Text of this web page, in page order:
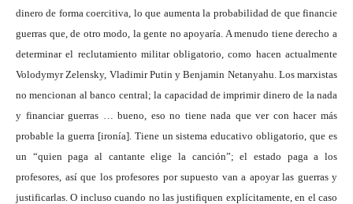
dinero de forma coercitiva, lo que aumenta la probabilidad de que financie
guerras que, de otro modo, la gente no apoyaría. A menudo tiene derecho a
determinar el reclutamiento militar obligatorio, como hacen actualmente
Volodymyr Zelensky, Vladimir Putin y Benjamin Netanyahu. Los marxistas
no mencionan al banco central; la capacidad de imprimir dinero de la nada
y financiar guerras … bueno, eso no tiene nada que ver con hacer más
probable la guerra [ironía]. Tiene un sistema educativo obligatorio, que es
un “quien paga al cantante elige la canción”; el estado paga a los
profesores, así que los profesores por supuesto van a apoyar las guerras y
justificarlas. O incluso cuando no las justifiquen explícitamente, en el caso